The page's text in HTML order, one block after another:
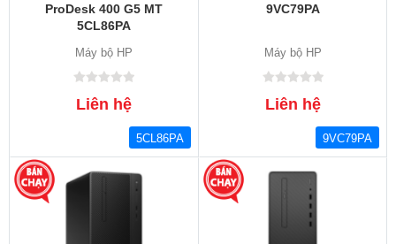
ProDesk 400 G5 MT
5CL86PA
Máy bộ HP
Liên hệ
5CL86PA
9VC79PA
Máy bộ HP
Liên hệ
9VC79PA